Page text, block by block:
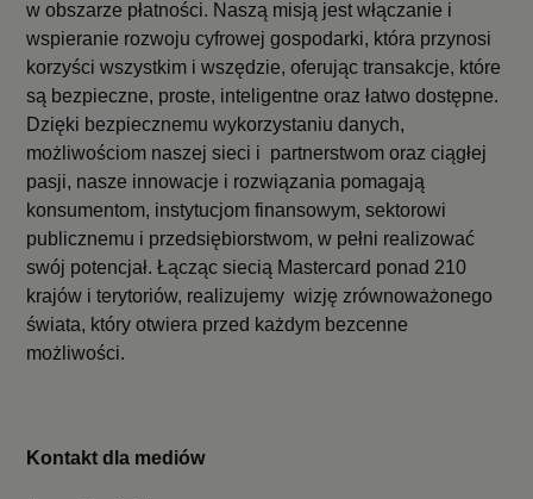
w obszarze płatności. Naszą misją jest włączanie i
wspieranie rozwoju cyfrowej gospodarki, która przynosi
korzyści wszystkim i wszędzie, oferując transakcje, które
są bezpieczne, proste, inteligentne oraz łatwo dostępne.
Dzięki bezpiecznemu wykorzystaniu danych,
możliwościom naszej sieci i partnerstwom oraz ciągłej
pasji, nasze innowacje i rozwiązania pomagają
konsumentom, instytucjom finansowym, sektorowi
publicznemu i przedsiębiorstwom, w pełni realizować
swój potencjał. Łącząc siecią Mastercard ponad 210
krajów i terytoriów, realizujemy wizję zrównoważonego
świata, który otwiera przed każdym bezcenne
możliwości.
Kontakt dla mediów